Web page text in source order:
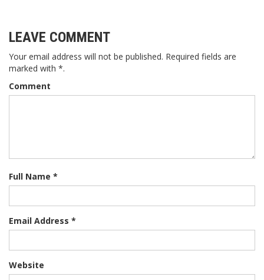
LEAVE COMMENT
Your email address will not be published. Required fields are
marked with *.
Comment
Full Name *
Email Address *
Website